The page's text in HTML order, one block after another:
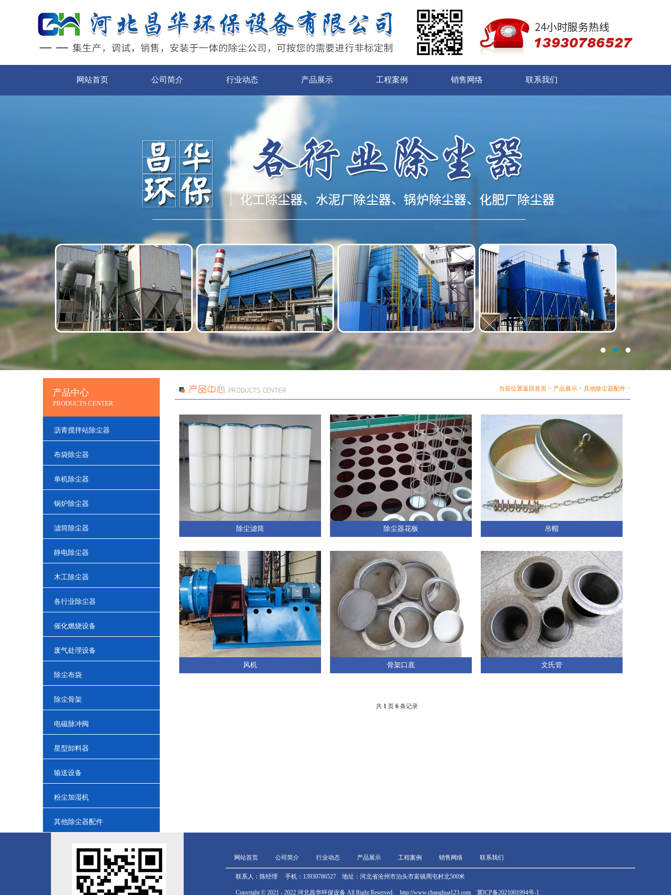
网站首页 公司简介 行业动态 产品展示 工程案例 销售网络 联系我们
产品中心
PRODUCTS CENTER
沥青搅拌站除尘器
布袋除尘器
单机除尘器
锅炉除尘器
滤筒除尘器
静电除尘器
木工除尘器
各行业除尘器
催化燃烧设备
废气处理设备
除尘布袋
除尘骨架
电磁脉冲阀
星型卸料器
输送设备
粉尘加湿机
其他除尘器配件
当前位置返回首页 > 产品展示 > 其他除尘器配件 >
除尘滤筒 除尘器花板 吊帽
风机 骨架口底 文氏管
共 1 页 6 条记录
网站首页 公司简介 行业动态 产品展示 工程案例 销售网络 联系我们
联系人：陈经理 手机：13930786527 地址：河北省沧州市泊头市富镇周屯村北500米
Copyright © 2021 - 2022 河北昌华环保设备 All Right Reserved. http://www.changhua123.com 冀ICP备2021001994号-1